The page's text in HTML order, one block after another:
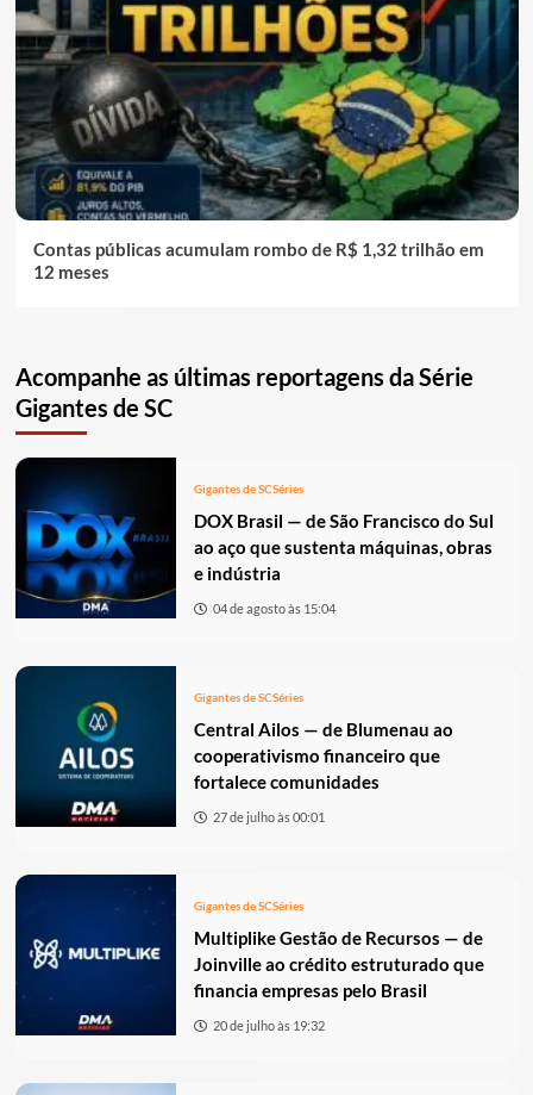
Contas públicas acumulam rombo de R$ 1,32 trilhão em
12 meses
Acompanhe as últimas reportagens da Série
Gigantes de SC
Gigantes de SCSéries
DOX Brasil — de São Francisco do Sul
ao aço que sustenta máquinas, obras
e indústria
04 de agosto às 15:04
Gigantes de SCSéries
Central Ailos — de Blumenau ao
cooperativismo financeiro que
fortalece comunidades
27 de julho às 00:01
Gigantes de SCSéries
Multiplike Gestão de Recursos — de
Joinville ao crédito estruturado que
financia empresas pelo Brasil
20 de julho às 19:32